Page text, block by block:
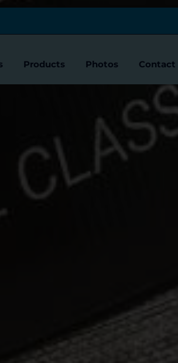
Products Photos Contact